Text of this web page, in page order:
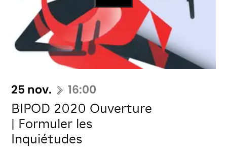
25 nov. 16:00
BIPOD 2020 Ouverture
| Formuler les
Inquiétudes